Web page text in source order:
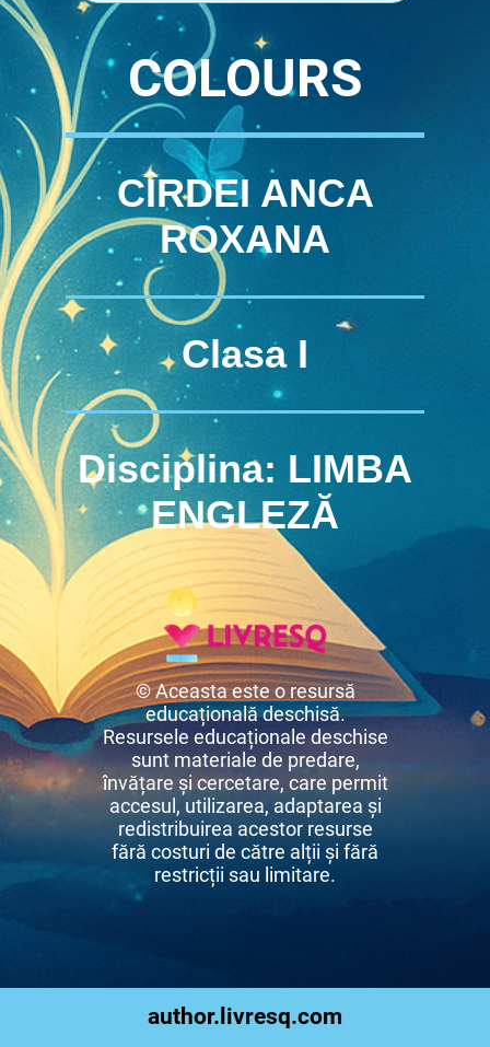
COLOURS
CÎRDEI ANCA
ROXANA
Clasa I
Disciplina: LIMBA
ENGLEZĂ
© Aceasta este o resursă
educațională deschisă.
Resursele educaționale deschise
sunt materiale de predare,
învățare și cercetare, care permit
accesul, utilizarea, adaptarea și
redistribuirea acestor resurse
fără costuri de către alții și fără
restricții sau limitare.
author.livresq.com